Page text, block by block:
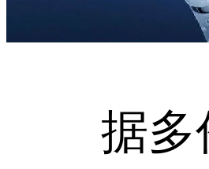
据多